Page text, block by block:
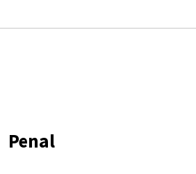
Penal